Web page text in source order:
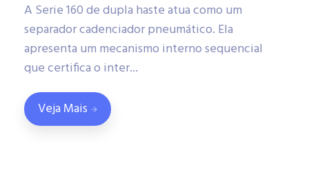
A Serie 160 de dupla haste atua como um
separador cadenciador pneumático. Ela
apresenta um mecanismo interno sequencial
que certifica o inter...
Veja Mais